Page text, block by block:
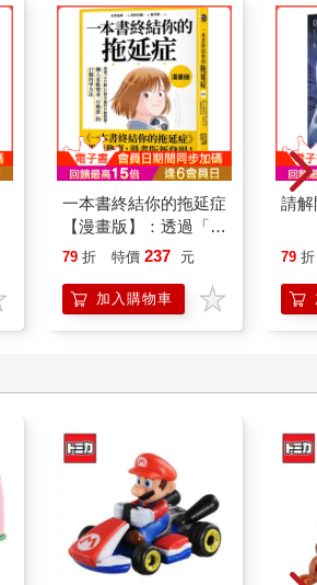
一本書終結你的拖延症
【漫畫版】：透過「小
行動」打開大腦的行動
「行動派」的37個科
學方法
79 折 特價 237 元
加入購物車
請解
79 折